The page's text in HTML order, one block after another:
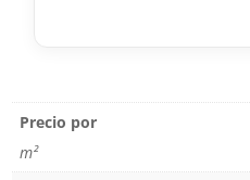
Precio por
m²